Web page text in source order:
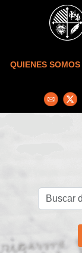
Skip to main content
QUIENES SOMOS